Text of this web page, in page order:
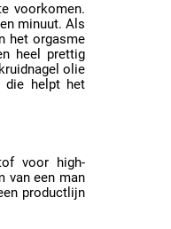
voorkomen.
minuut. Als
het orgasme
heel prettig
olie
die helpt het
voor high-
van een man
productlijn